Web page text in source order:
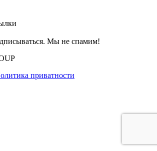
Мы не спамим!
приватности